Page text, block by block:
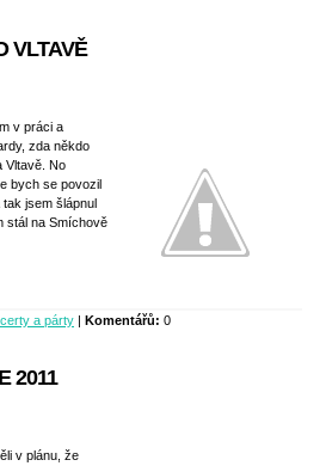
VLTAVĚ
v práci a
zda někdo
Vltavě. No
bych se povozil
jsem šlápnul
stál na Smíchově
a párty | Komentářů: 0
2011
v plánu, že